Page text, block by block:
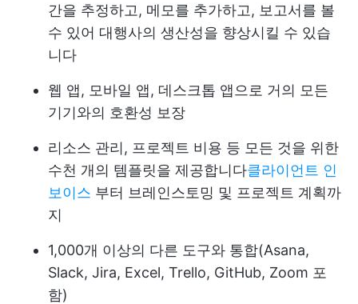
간을 추정하고, 메모를 추가하고, 보고서를 볼
수 있어 대행사의 생산성을 향상시킬 수 있습
니다
웹 앱, 모바일 앱, 데스크톱 앱으로 거의 모든
기기와의 호환성 보장
리소스 관리, 프로젝트 비용 등 모든 것을 위한
수천 개의 템플릿을 제공합니다클라이언트 인
보이스 부터 브레인스토밍 및 프로젝트 계획까
지
1,000개 이상의 다른 도구와 통합(Asana,
Slack, Jira, Excel, Trello, GitHub, Zoom 포
함)